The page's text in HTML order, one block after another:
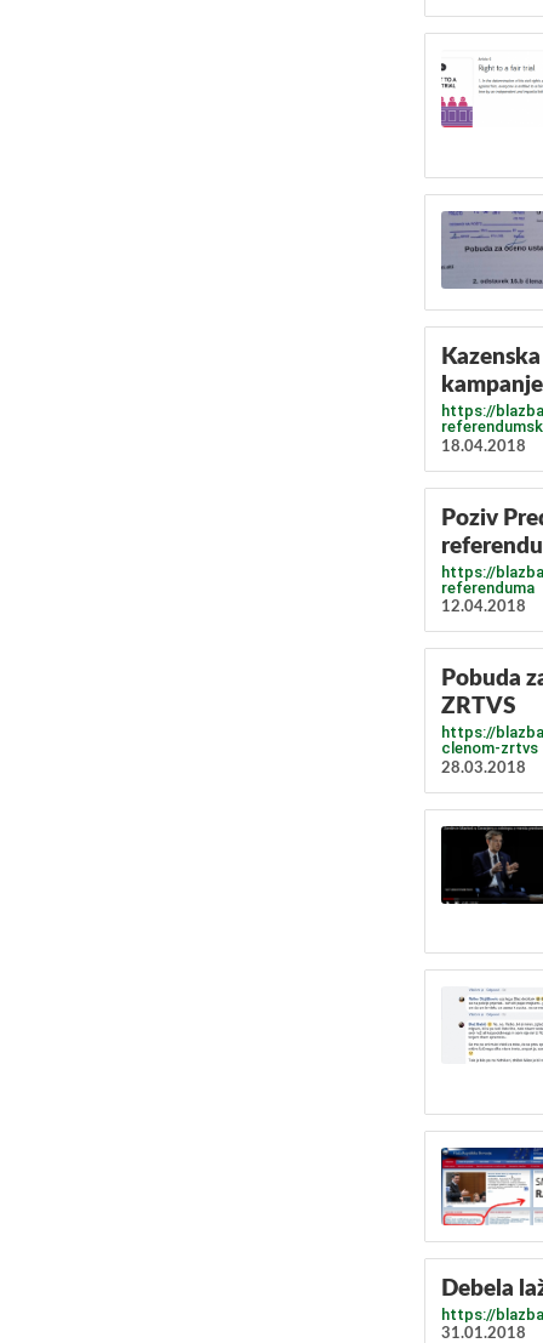
https://
18.04.2018
Poziv
https://
referenduma
12.04.2018
Pobuda
ZRTVS
https://
clenom-zrtvs
28.03.2018
Debela
https://
31.01.2018